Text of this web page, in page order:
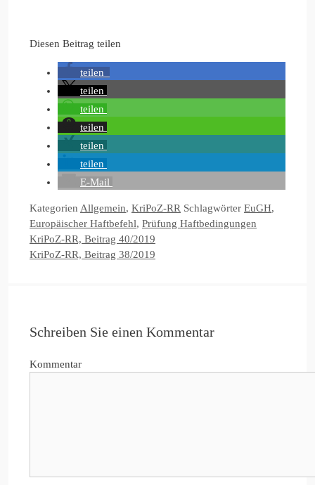
Diesen Beitrag teilen
teilen
teilen
teilen
teilen
teilen
teilen
E-Mail
Kategorien Allgemein, KriPoZ-RR Schlagwörter EuGH,
Europäischer Haftbefehl, Prüfung Haftbedingungen
KriPoZ-RR, Beitrag 40/2019
KriPoZ-RR, Beitrag 38/2019
Schreiben Sie einen Kommentar
Kommentar